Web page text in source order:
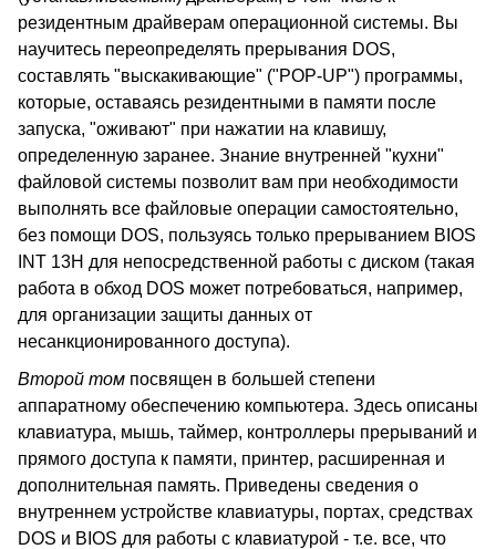
резидентным драйверам операционной системы. Вы
научитесь переопределять прерывания DOS,
составлять "выскакивающие" ("POP-UP") программы,
которые, оставаясь резидентными в памяти после
запуска, "оживают" при нажатии на клавишу,
определенную заранее. Знание внутренней "кухни"
файловой системы позволит вам при необходимости
выполнять все файловые операции самостоятельно,
без помощи DOS, пользуясь только прерыванием BIOS
INT 13H для непосредственной работы с диском (такая
работа в обход DOS может потребоваться, например,
для организации защиты данных от
несанкционированного доступа).
Второй том посвящен в большей степени
аппаратному обеспечению компьютера. Здесь описаны
клавиатура, мышь, таймер, контроллеры прерываний и
прямого доступа к памяти, принтер, расширенная и
дополнительная память. Приведены сведения о
внутреннем устройстве клавиатуры, портах, средствах
DOS и BIOS для работы с клавиатурой - т.е. все, что